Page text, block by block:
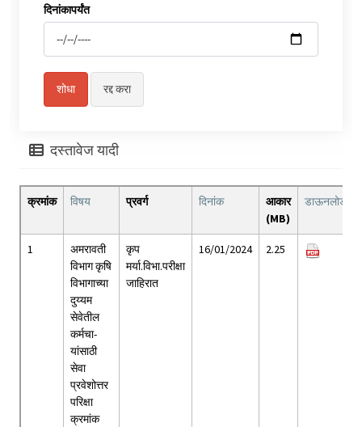
दिनांकापर्यंत
दस्तावेज यादी
क्रमांक विषय प्रवर्ग दिनांक
आकार
(MB)
डाऊनलोड
1
अमरावती
विभाग कृषि
विभागाच्या
दुय्यम
सेवेतील
कर्मचा-
यांसाठी
सेवा
प्रवेशोत्तर
परिक्षा
क्रमांक
कृप
मर्या.विभा.परीक्षा
जाहिरात
16/01/2024 2.25